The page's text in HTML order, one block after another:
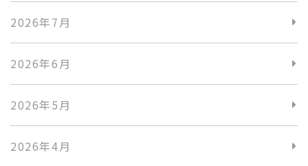
2026年7月
2026年6月
2026年5月
2026年4月